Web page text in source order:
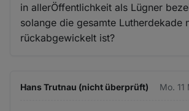
in allerÖffentlichkeit als Lügner
solange die gesamte Lutherdekade
rückabgewickelt ist?
Hans Trutnau (nicht überprüft) Mo. 11